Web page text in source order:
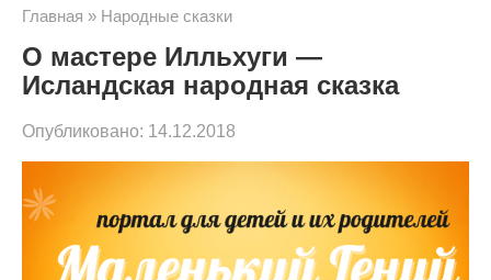
с
к
Главная » Народные сказки
О мастере Илльхуги —
Исландская народная сказка
Опубликовано: 14.12.2018